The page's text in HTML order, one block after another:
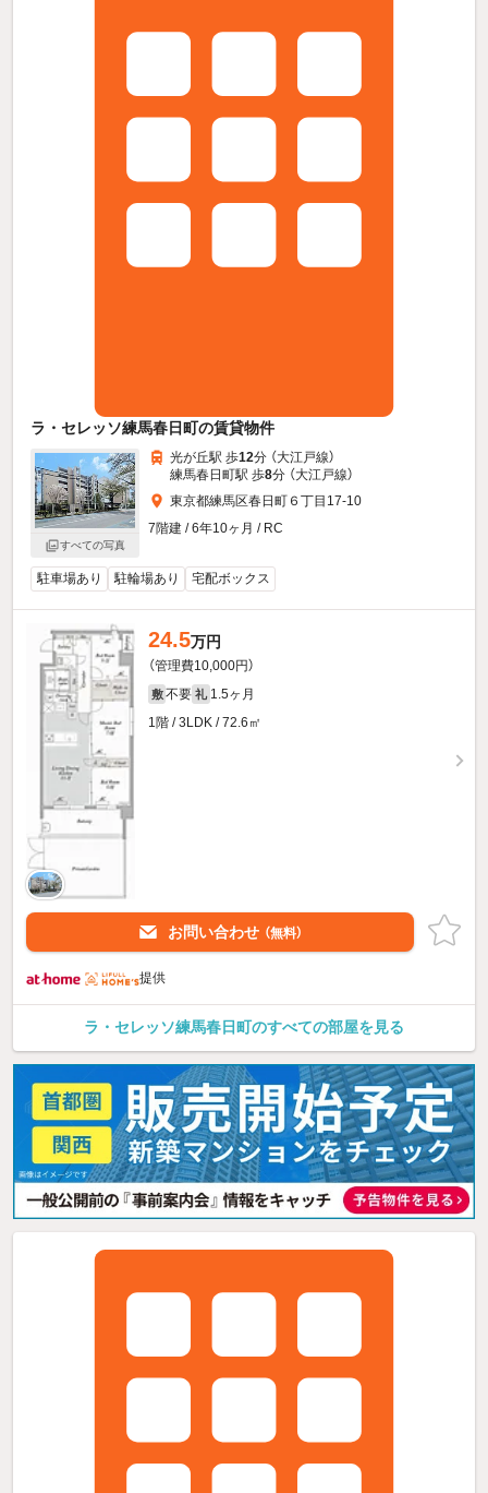
ラ・セレッソ練馬春日町の賃貸物件
すべての写真
光が丘駅 歩12分 （大江戸線）
練馬春日町駅 歩8分 （大江戸線）
東京都練馬区春日町６丁目17-10
7階建 / 6年10ヶ月 / RC
駐車場あり 駐輪場あり 宅配ボックス
24.5万円
（管理費10,000円）
敷 不要 礼 1.5ヶ月
1階 / 3LDK / 72.6㎡
お問い合わせ （無料）
提供
ラ・セレッソ練馬春日町のすべての部屋を見る